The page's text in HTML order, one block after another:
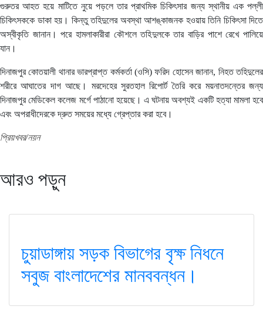
গুরুতর আহত হয়ে মাটিতে নুয়ে পড়লে তার প্রাথমিক চিকিৎসার জন্য স্থানীয় এক পল্লী
চিকিৎসককে ডাকা হয়। কিন্তু তহিদুলের অবস্থা আশঙ্কাজনক হওয়ায় তিনি চিকিৎসা দিতে
অস্বীকৃতি জানান। পরে হামলাকারীরা কৌশলে তহিদুলকে তার বাড়ির পাশে রেখে পালিয়ে
যান।
দিনাজপুর কোতয়ালী থানার ভারপ্রাপ্ত কর্মকর্তা (ওসি) ফরিদ হোসেন জানান, নিহত তহিদুলের
শরীরে আঘাতের দাগ আছে। মরদেহের সুরতহাল রিপোর্ট তৈরি করে ময়নাতদন্তের জন্য
দিনাজপুর মেডিকেল কলেজ মর্গে পাঠানো হয়েছে। এ ঘটনায় অবশ্যই একটি হত্যা মামলা হবে
এবং অপরাধীদেরকে দ্রুত সময়ের মধ্যে গ্রেপ্তার করা হবে।
প্রিয়খবর/নয়ন
আরও পড়ুন
চুয়াডাঙ্গায় সড়ক বিভাগের বৃক্ষ নিধনে
সবুজ বাংলাদেশের মানববন্ধন।